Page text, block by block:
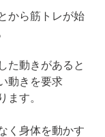
から筋トレが始
た動きがあると
動きを要求
ます。
く身体を動かす